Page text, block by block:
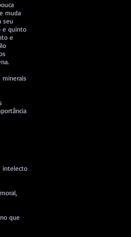
muda
seu
e quinto
e
minerais
intelecto
que